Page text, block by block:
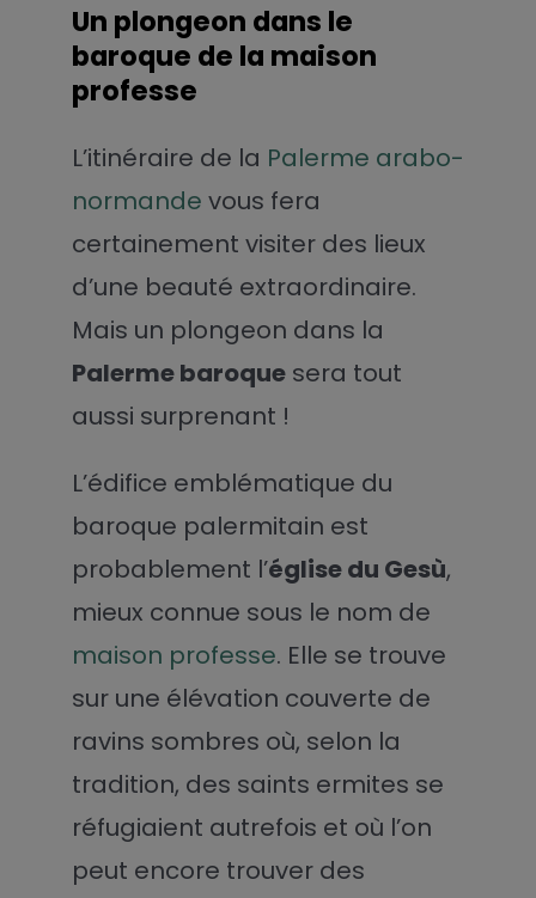
Un plongeon dans le
baroque de la maison
professe
L’itinéraire de la Palerme arabo-
normande vous fera
certainement visiter des lieux
d’une beauté extraordinaire.
Mais un plongeon dans la
Palerme baroquesera tout
aussi surprenant !
L’édifice emblématique du
baroque palermitain est
probablement l’église du Gesù,
mieux connue sous le nom de
maison professe. Elle se trouve
sur une élévation couverte de
ravins sombres où, selon la
tradition, des saints ermites se
réfugiaient autrefois et où l’on
peut encore trouver des